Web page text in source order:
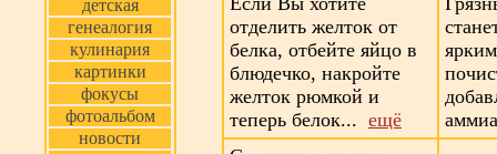
детская
генеалогия
кулинария
картинки
фокусы
фотоальбом
новости
отделить желток от
белка, отбейте яйцо в
блюдечко, накройте
желток рюмкой и
теперь белок... ещё